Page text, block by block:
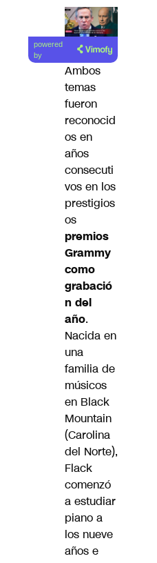
powered
by
Ambos
temas
fueron
reconocid
os en
años
consecuti
vos en los
prestigios
os
premios
Grammy
como
grabació
n del
año.
Nacida en
una
familia de
músicos
en Black
Mountain
(Carolina
del Norte),
Flack
comenzó
a estudiar
piano a
los nueve
años e